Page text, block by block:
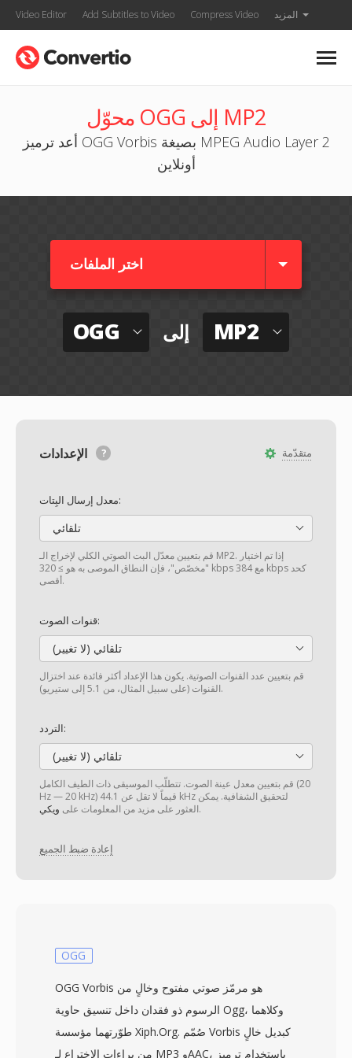
Video Editor Add Subtitles to Video Compress Video المزيد
محوّل OGG إلى MP2
أعد ترميز OGG Vorbis بصيغة MPEG Audio Layer 2
أونلاين
اختر الملفات
OGG إلى MP2
متقدّمة
معدل إرسال البِتات:
تلقائي
قم بتعيين معدّل البت الصوتي الكلي لإخراج الـ MP2. إذا تم اختيار
"مخصّص"، فإن النطاق الموصى به هو ≥ 320 kbps مع 384 kbps كحد
أقصى.
قنوات الصوت:
تلقائي (لا تغيير)
قم بتعيين عدد القنوات الصوتية. يكون هذا الإعداد أكثر فائدة عند اختزال
القنوات (على سبيل المثال، من 5.1 إلى ستيريو).
التردد:
تلقائي (لا تغيير)
قم بتعيين معدل عينة الصوت. تتطلّب الموسيقى ذات الطيف الكامل (20
Hz — 20 kHz) قيماً لا تقل عن 44.1 kHz لتحقيق الشفافية. يمكن
العثور على مزيد من المعلومات على ويكي .
إعادة ضبط الجميع
OGG
OGG Vorbis هو مرمّز صوتي مفتوح وخالٍ من
الرسوم ذو فقدان داخل تنسيق حاوية Ogg، وكلاهما
طوّرتهما مؤسسة Xiph.Org. صُمّم Vorbis كبديل خالٍ
من براءات الاختراع لـ MP3 وAAC، باستخدام ترميز